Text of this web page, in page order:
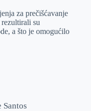
za prečišćavanje
su
a što je omogućilo